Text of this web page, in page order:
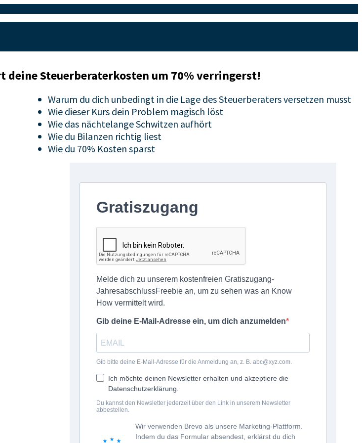
deine Steuerberaterkosten um 70% verringerst!
Warum du dich unbedingt in die Lage des Steuerberaters versetzen musst
Wie dieser Kurs dein Problem magisch löst
Wie das nächtelange Schwitzen aufhört
Wie du Bilanzen richtig liest
Wie du 70% Kosten sparst